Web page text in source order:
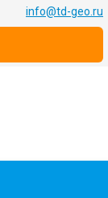
info@td-geo.ru